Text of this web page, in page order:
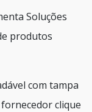
Soluções
produtos
com tampa
clique